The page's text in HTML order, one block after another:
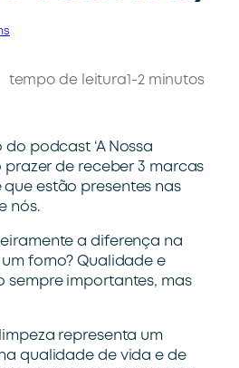
tempo de leitura 1-2 minutos
podcast ‘A Nossa
prazer de receber 3 marcas
estão presentes nas
nós.
a diferença na
forno? Qualidade e
sempre importantes, mas
representa um
qualidade de vida e de